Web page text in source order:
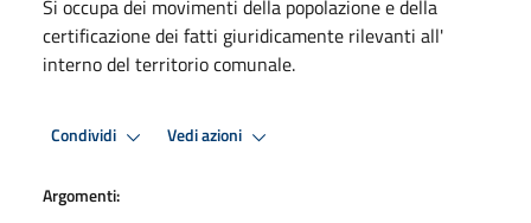
Si occupa dei movimenti della popolazione e della
certificazione dei fatti giuridicamente rilevanti all'
interno del territorio comunale.
Condividi Vedi azioni
Argomenti: